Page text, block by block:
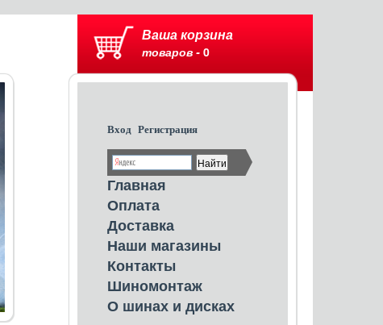
Ваша корзина
товаров - 0
Вход Регистрация
Главная
Оплата
Доставка
Наши магазины
Контакты
Шиномонтаж
О шинах и дисках